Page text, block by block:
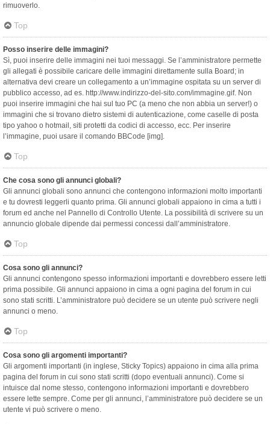
rimuoverlo.
Top
Posso inserire delle immagini?
Sì, puoi inserire delle immagini nei tuoi messaggi. Se l’amministratore permette
gli allegati è possibile caricare delle immagini direttamente sulla Board; in
alternativa devi creare un collegamento a un’immagine ospitata su un server di
pubblico accesso, ad es. http://www.indirizzo-del-sito.com/immagine.gif. Non
puoi inserire immagini che hai sul tuo PC (a meno che non abbia un server!) o
immagini che si trovano dietro sistemi di autenticazione, come caselle di posta
tipo yahoo o hotmail, siti protetti da codici di accesso, ecc. Per inserire
l’immagine, puoi usare il comando BBCode [img].
Top
Che cosa sono gli annunci globali?
Gli annunci globali sono annunci che contengono informazioni molto importanti
e tu dovresti leggerli quanto prima. Gli annunci globali appaiono in cima a tutti i
forum ed anche nel Pannello di Controllo Utente. La possibilità di scrivere su un
annuncio globale dipende dai permessi concessi dall’amministratore.
Top
Cosa sono gli annunci?
Gli annunci contengono spesso informazioni importanti e dovrebbero essere letti
prima possibile. Gli annunci appaiono in cima a ogni pagina del forum in cui
sono stati scritti. L’amministratore può decidere se un utente può scrivere negli
annunci o meno.
Top
Cosa sono gli argomenti importanti?
Gli argomenti importanti (in inglese, Sticky Topics) appaiono in cima alla prima
pagina del forum in cui sono stati scritti (dopo eventuali annunci). Come si
intuisce dal nome stesso, contengono informazioni importanti e dovrebbero
essere lette sempre. Come per gli annunci, l’amministratore può decidere se un
utente vi può scrivere o meno.